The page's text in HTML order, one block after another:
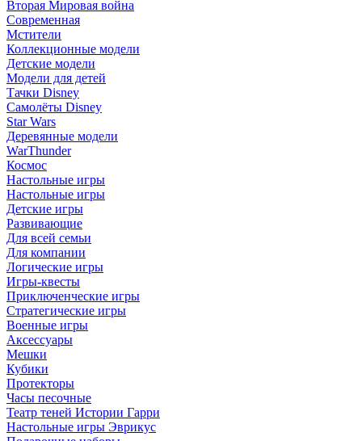
Вторая Мировая война
Современная
Мстители
Коллекционные модели
Детские модели
Модели для детей
Тачки Disney
Самолёты Disney
Star Wars
Деревянные модели
WarThunder
Космос
Настольные игры
Настольные игры
Детские игры
Развивающие
Для всей семьи
Для компании
Логические игры
Игры-квесты
Приключенческие игры
Стратегические игры
Военные игры
Аксессуары
Мешки
Кубики
Протекторы
Часы песочные
Театр теней Истории Гарри
Настольные игры Эврикус